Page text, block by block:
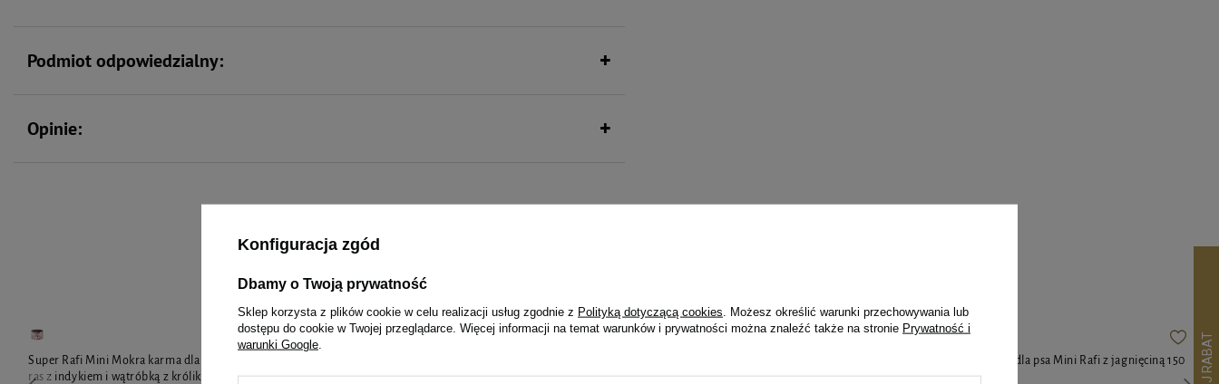
Podmiot odpowiedzialny:
Opinie:
To także ucieszy Twojego pupila
Super Rafi Mini Mokra karma dla psów małych
ras z indykiem i wątróbką z królika 185 g
Mokra karma dla psa Mini Rafi z jagnięciną 150
Konfiguracja zgód
Dbamy o Twoją prywatność
Sklep korzysta z plików cookie w celu realizacji usług zgodnie z Polityką dotyczącą cookies . Możesz określić warunki przechowywania lub
dostępu do cookie w Twojej przeglądarce. Więcej informacji na temat warunków i prywatności można znaleźć także na stronie Prywatność i
warunki Google